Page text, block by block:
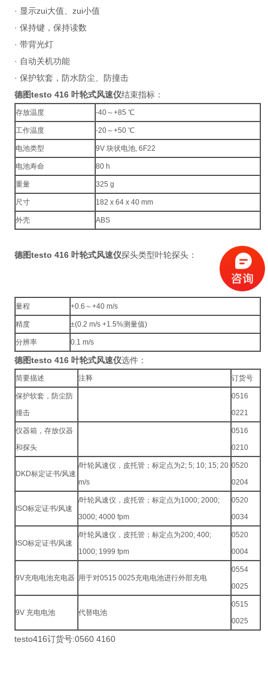
· 显示zui大值、zui小值
· 保持键，保持读数
· 带背光灯
· 自动关机功能
· 保护软套，防水防尘、防撞击
德图testo 416 叶轮式风速仪结束指标：
存放温度 -40～+85 ℃
工作温度 -20～+50 ℃
电池类型 9V 块状电池, 6F22
电池寿命 80 h
重量 325 g
尺寸 182 x 64 x 40 mm
外壳 ABS
德图testo 416 叶轮式风速仪探头类型叶轮探头：
量程 +0.6～+40 m/s
精度 ±(0.2 m/s +1.5%测量值)
分辨率 0.1 m/s
德图testo 416 叶轮式风速仪选件：
简要描述 注释 订货号
保护软套，防尘防
撞击
0516
0221
仪器箱，存放仪器
和探头
0516
0210
DKD标定证书/风速
/叶轮风速仪，皮托管；标定点为2; 5; 10; 15; 20
m/s
0520
0204
ISO标定证书/风速
/叶轮风速仪，皮托管；标定点为1000; 2000;
3000; 4000 fpm
0520
0034
ISO标定证书/风速
/叶轮风速仪，皮托管；标定点为200; 400;
1000; 1999 fpm
0520
0004
9V充电电池充电器 用于对0515 0025充电电池进行外部充电
0554
0025
9V 充电电池 代替电池
0515
0025
testo416订货号:0560 4160